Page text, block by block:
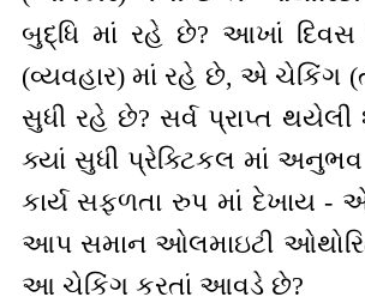
બુદ્ધિ માં રહે છે? આખાં દિવસ
(વ્યવહાર) માં રહે છે, એ ચેકિંગ
સુધી રહે છે? સર્વ પ્રાપ્ત
ક્યાં સુધી પ્રેક્ટિકલ માં અનુભવ
કાર્ય સફળતા રુપ માં દેખાય -
આપ સમાન ઓલમાઇટી
આ ચેકિંગ કરતાં આવડે છે?